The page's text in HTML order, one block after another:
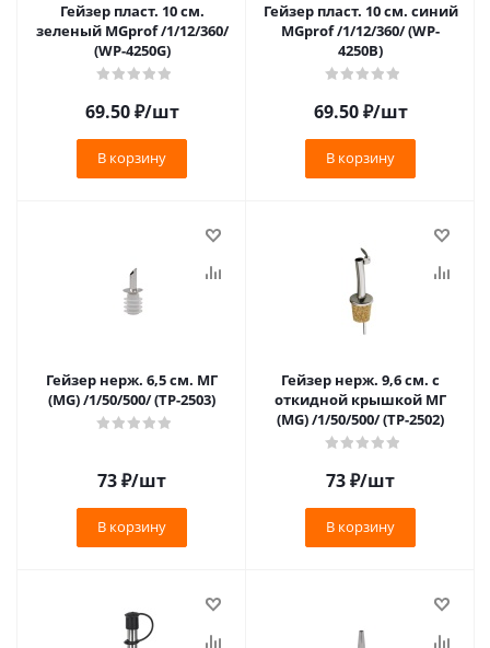
Гейзер пласт. 10 см.
зеленый MGprof /1/12/360/
(WP-4250G)
69.50₽/шт
В корзину
Гейзер пласт. 10 см. синий
MGprof /1/12/360/ (WP-
4250B)
69.50₽/шт
В корзину
Гейзер нерж. 6,5 см. МГ
(MG) /1/50/500/ (TP-2503)
73₽/шт
В корзину
Гейзер нерж. 9,6 см. с
откидной крышкой МГ
(MG) /1/50/500/ (TP-2502)
73₽/шт
В корзину